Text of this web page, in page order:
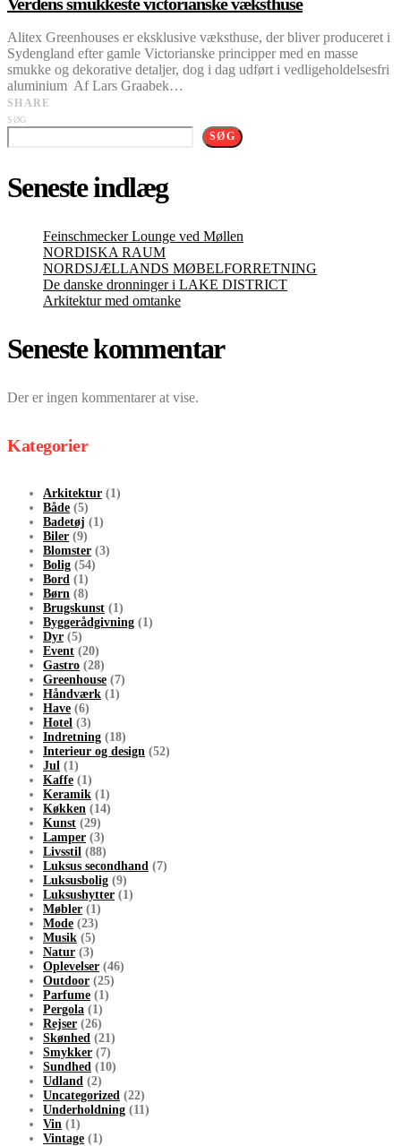
Alitex Greenhouses er eksklusive væksthuse, der bliver produceret i
Sydengland efter gamle Victorianske principper med en masse
smukke og dekorative detaljer, dog i dag udført i vedligeholdelsesfri
aluminium Af Lars Graabek…
SHARE
SØG
SØG
Seneste indlæg
Feinschmecker Lounge ved Møllen
NORDISKA RAUM
NORDSJÆLLANDS MØBELFORRETNING
De danske dronninger i LAKE DISTRICT
Arkitektur med omtanke
Seneste kommentar
Der er ingen kommentarer at vise.
Kategorier
Arkitektur (1)
Både (5)
Badetøj (1)
Biler (9)
Blomster (3)
Bolig (54)
Bord (1)
Børn (8)
Brugskunst (1)
Byggerådgivning (1)
Dyr (5)
Event (20)
Gastro (28)
Greenhouse (7)
Håndværk (1)
Have (6)
Hotel (3)
Indretning (18)
Interieur og design (52)
Jul (1)
Kaffe (1)
Keramik (1)
Køkken (14)
Kunst (29)
Lamper (3)
Livsstil (88)
Luksus secondhand (7)
Luksusbolig (9)
Luksushytter (1)
Møbler (1)
Mode (23)
Musik (5)
Natur (3)
Oplevelser (46)
Outdoor (25)
Parfume (1)
Pergola (1)
Rejser (26)
Skønhed (21)
Smykker (7)
Sundhed (10)
Udland (2)
Uncategorized (22)
Underholdning (11)
Vin (1)
Vintage (1)